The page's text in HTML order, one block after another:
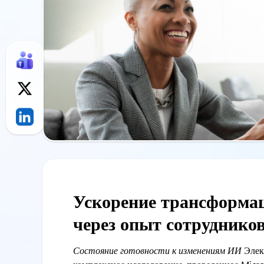
Ускорение
через опыт
Состояние готовности к изменениям ИИ